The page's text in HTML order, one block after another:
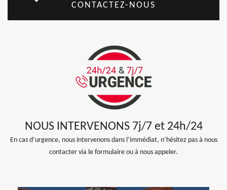
CONTACTEZ-NOUS
NOUS INTERVENONS 7j/7 et 24h/24
En cas d’urgence, nous intervenons dans l’immédiat, n’hésitez pas à nous
contacter via le formulaire ou à nous appeler.